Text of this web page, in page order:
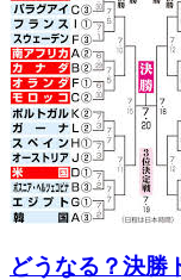
どうなる？決勝